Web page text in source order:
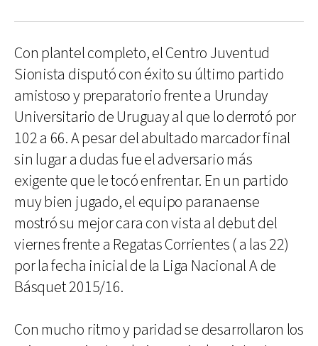
Con plantel completo, el Centro Juventud
Sionista disputó con éxito su último partido
amistoso y preparatorio frente a Urunday
Universitario de Uruguay al que lo derrotó por
102 a 66. A pesar del abultado marcador final
sin lugar a dudas fue el adversario más
exigente que le tocó enfrentar. En un partido
muy bien jugado, el equipo paranaense
mostró su mejor cara con vista al debut del
viernes frente a Regatas Corrientes ( a las 22)
por la fecha inicial de la Liga Nacional A de
Básquet 2015/16.
Con mucho ritmo y paridad se desarrollaron los